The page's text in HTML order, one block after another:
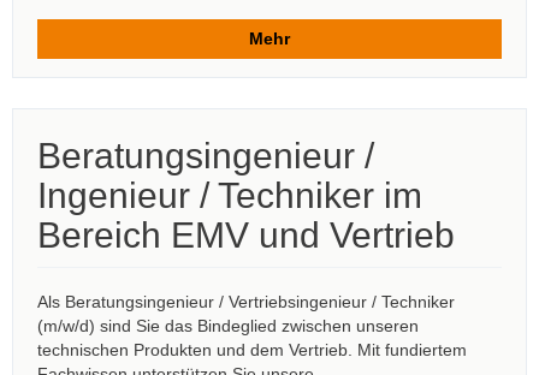
Mehr
Beratungsingenieur /
Ingenieur / Techniker im
Bereich EMV und Vertrieb
Als Beratungsingenieur / Vertriebsingenieur / Techniker
(m/w/d) sind Sie das Bindeglied zwischen unseren
technischen Produkten und dem Vertrieb. Mit fundiertem